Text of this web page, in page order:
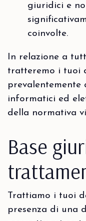
giuridici e
coinvolte.
In relazione a
tratteremo i tuoi
prevalentemente
informatici ed
della normativa
Base
Trattiamo i tuoi
presenza di una